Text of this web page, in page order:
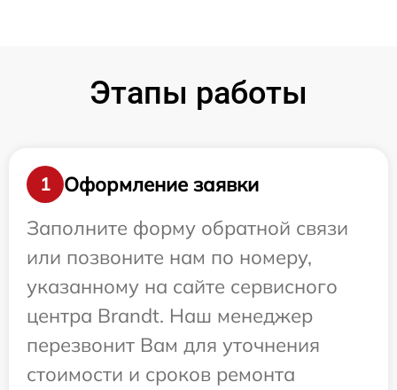
Этапы работы
1
Оформление заявки
Заполните форму обратной связи
или позвоните нам по номеру,
указанному на сайте сервисного
центра Brandt. Наш менеджер
перезвонит Вам для уточнения
стоимости и сроков ремонта